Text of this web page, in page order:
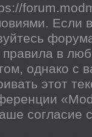
Если
правила в
однако
этот
согласие